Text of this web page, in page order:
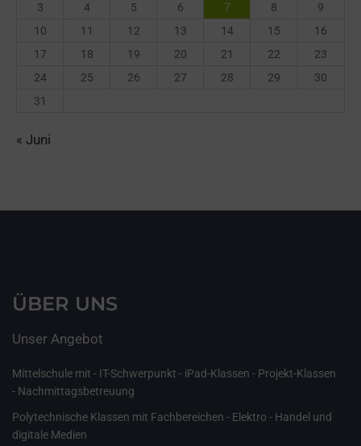
3
4 5 6 7 8
9
10
11 12 13 14 15
16
17
18 19 20 21 22
23
24
25 26 27 28 29
30
31
« Juni
ÜBER UNS
Unser Angebot
Mittelschule mit - IT-Schwerpunkt - iPad-Klassen - Projekt-Klassen
- Nachmittagsbetreuung
Polytechnische Klassen mit Fachbereichen - Elektro - Handel und
digitale Medien